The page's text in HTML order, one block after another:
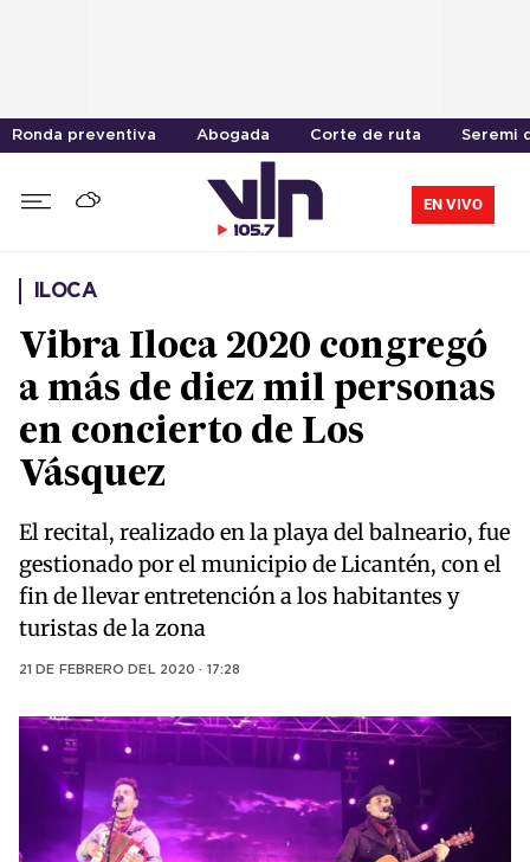
Ronda preventiva Abogada Corte de ruta Seremi
EN VIVO
ILOCA
Vibra Iloca 2020 congregó
a más de diez mil personas
en concierto de Los
Vásquez
El recital, realizado en la playa del balneario, fue
gestionado por el municipio de Licantén, con el
fin de llevar entretención a los habitantes y
turistas de la zona
21 DE FEBRERO DEL 2020 · 17:28